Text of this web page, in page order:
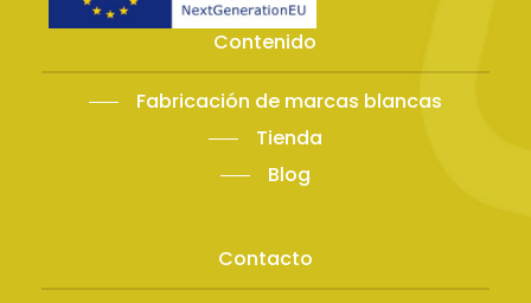
Contenido
Fabricación de marcas blancas
Tienda
Blog
Contacto